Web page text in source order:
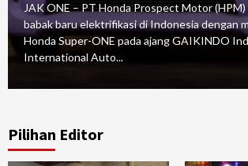
JAK ONE – PT Honda Prospect Motor (HPM)
babak baru elektrifikasi di Indonesia dengan
Honda Super-ONE pada ajang GAIKINDO
International Auto...
Pilihan Editor